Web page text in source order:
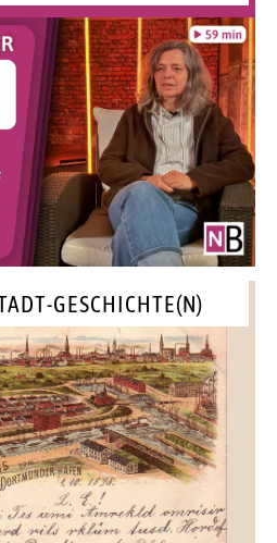
GESCHICHTE(N)